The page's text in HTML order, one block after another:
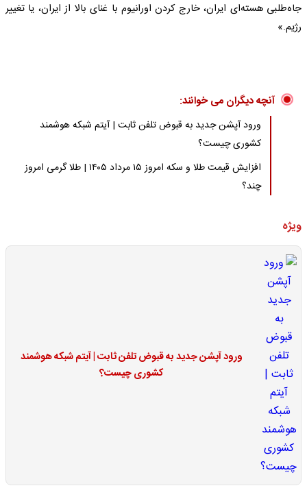
جاه‌طلبی هسته‌ای ایران، خارج کردن اورانیوم با غنای بالا از ایران، یا تغییر
رژیم.»
آنچه دیگران می خوانند:
ورود آپشن جدید به قبوض تلفن ثابت | آیتم شبکه هوشمند
کشوری چیست؟
افزایش قیمت طلا و سکه امروز ۱۵ مرداد ۱۴۰۵ | طلا گرمی امروز
چند؟
ویژه
ورود آپشن جدید به قبوض تلفن ثابت | آیتم شبکه هوشمند
کشوری چیست؟